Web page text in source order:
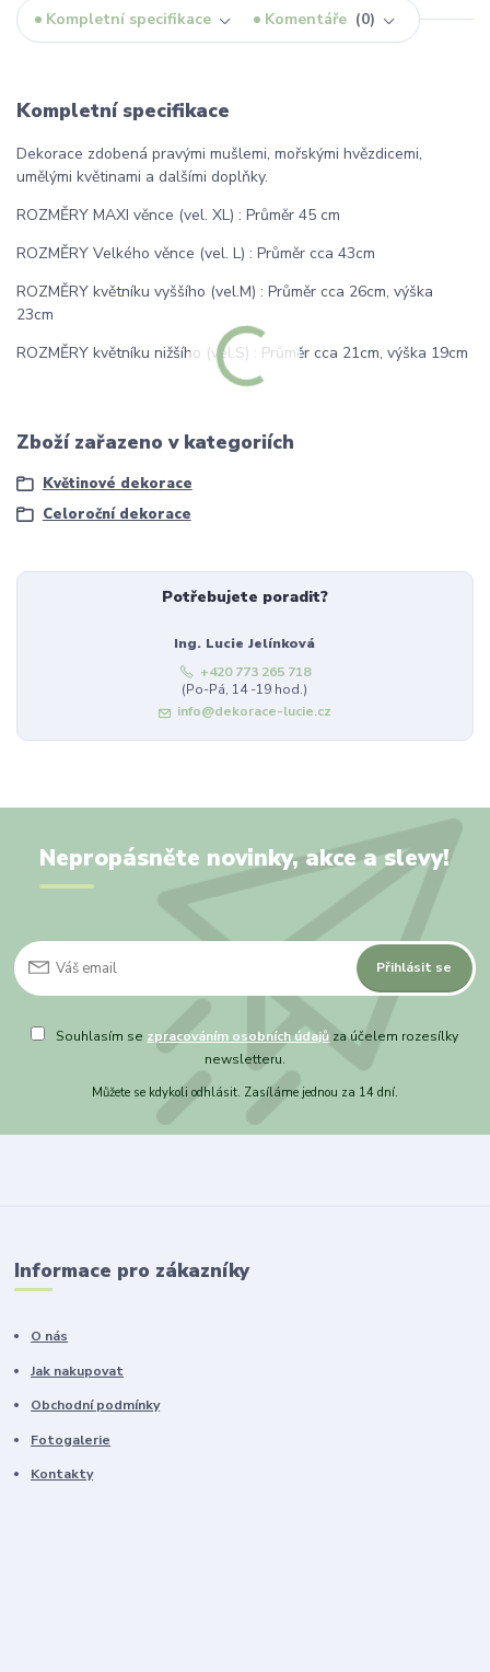
Kompletní specifikace Komentáře 0
Kompletní specifikace
Dekorace zdobená pravými mušlemi, mořskými hvězdicemi,
umělými květinami a dalšími doplňky.
ROZMĚRY MAXI věnce (vel. XL) : Průměr 45 cm
ROZMĚRY Velkého věnce (vel. L) : Průměr cca 43cm
ROZMĚRY květníku vyššího (vel.M) : Průměr cca 26cm, výška
23cm
ROZMĚRY květníku nižšího (vel.S) : Průměr cca 21cm, výška 19cm
Zboží zařazeno v kategoriích
Květinové dekorace
Celoroční dekorace
Potřebujete poradit?
Ing. Lucie Jelínková
+420 773 265 718
(Po-Pá, 14 -19 hod.)
info@dekorace-lucie.cz
Nepropásněte novinky, akce a slevy!
Přihlásit se
Souhlasím se zpracováním osobních údajů za účelem rozesílky
newsletteru.
Můžete se kdykoli odhlásit. Zasíláme jednou za 14 dní.
Informace pro zákazníky
O nás
Jak nakupovat
Obchodní podmínky
Fotogalerie
Kontakty